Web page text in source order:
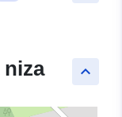
keyboard_arrow_up